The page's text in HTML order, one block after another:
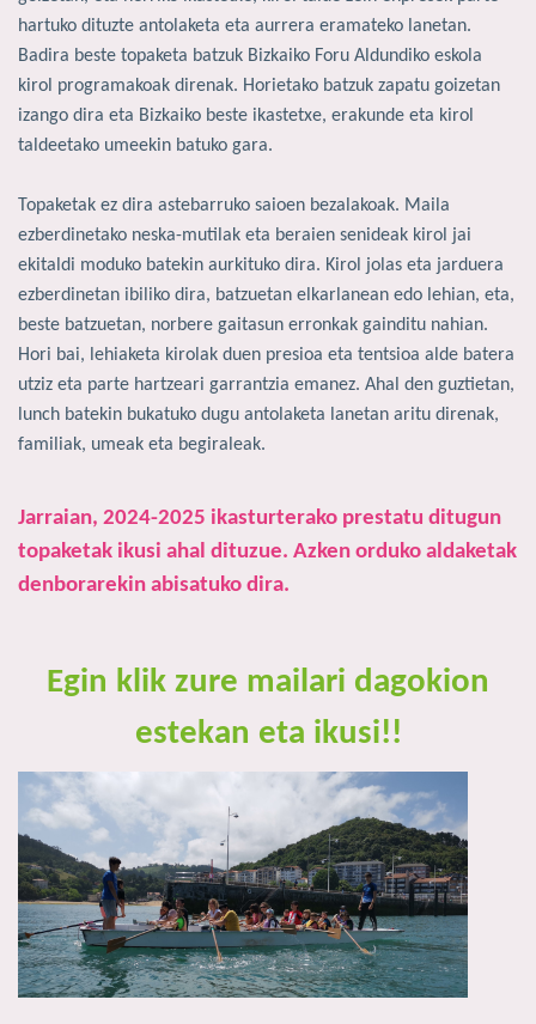
hartuko dituzte antolaketa eta aurrera eramateko lanetan.
Badira beste topaketa batzuk Bizkaiko Foru Aldundiko eskola
kirol programakoak direnak. Horietako batzuk zapatu goizetan
izango dira eta Bizkaiko beste ikastetxe, erakunde eta kirol
taldeetako umeekin batuko gara.
Topaketak ez dira astebarruko saioen bezalakoak. Maila
ezberdinetako neska-mutilak eta beraien senideak kirol jai
ekitaldi moduko batekin aurkituko dira. Kirol jolas eta jarduera
ezberdinetan ibiliko dira, batzuetan elkarlanean edo lehian, eta,
beste batzuetan, norbere gaitasun erronkak gainditu nahian.
Hori bai, lehiaketa kirolak duen presioa eta tentsioa alde batera
utziz eta parte hartzeari garrantzia emanez. Ahal den guztietan,
lunch batekin bukatuko dugu antolaketa lanetan aritu direnak,
familiak, umeak eta begiraleak.
Jarraian, 2024-2025 ikasturterako prestatu ditugun
topaketak ikusi ahal dituzue. Azken orduko aldaketak
denborarekin abisatuko dira.
Egin klik zure mailari dagokion
estekan eta ikusi!!